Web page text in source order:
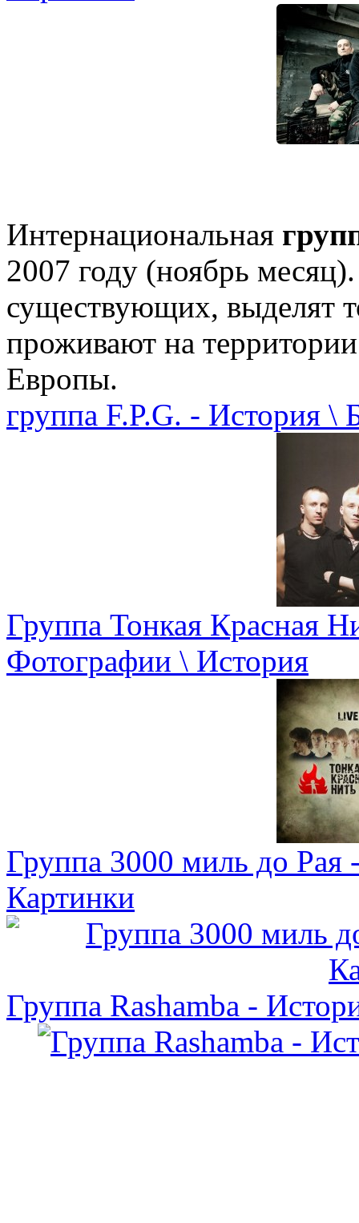
Интернациональная
2007 году (ноябрь
существующих, выделят
проживают на
Европы.
группа F.P.G. - История
Группа Тонкая Красная
Фотографии \ История
Группа 3000 миль до Рая
Картинки
Группа Rashamba -